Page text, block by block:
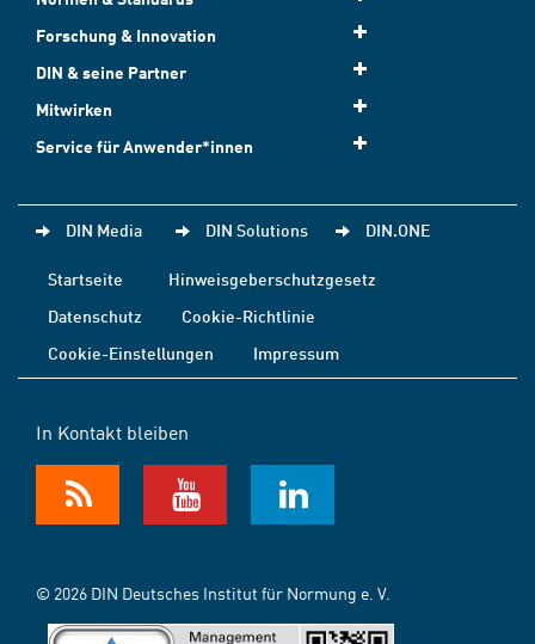
Forschung & Innovation
DIN & seine Partner
Mitwirken
Service für Anwender*innen
DIN Media DIN Solutions DIN.ONE
Startseite
Hinweisgeberschutzgesetz
Datenschutz
Cookie-Richtlinie
Cookie-Einstellungen
Impressum
In Kontakt bleiben
© 2026 DIN Deutsches Institut für Normung e. V.